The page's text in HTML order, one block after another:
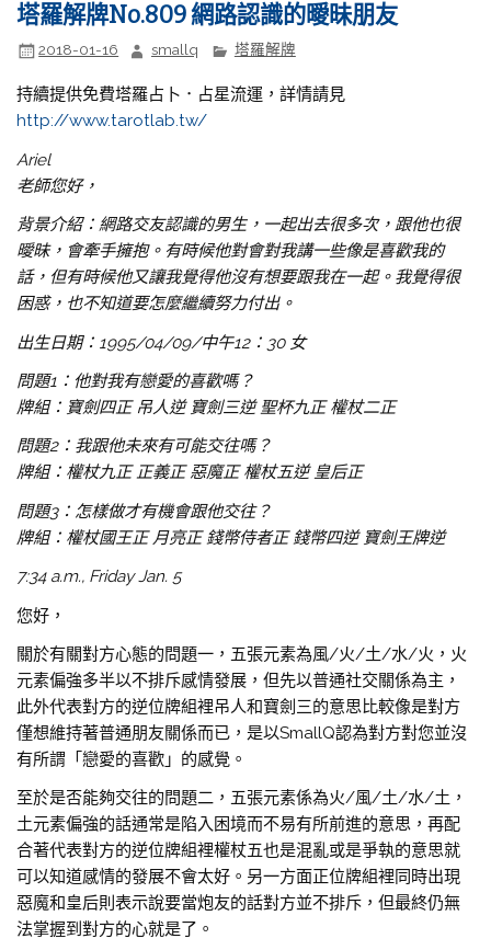
塔羅解牌No.809 網路認識的曖昧朋友
2018-01-16 smallq 塔羅解牌
持續提供免費塔羅占卜．占星流運，詳情請見
http://www.tarotlab.tw/
Ariel
老師您好，
背景介紹：網路交友認識的男生，一起出去很多次，跟他也很
曖昧，會牽手擁抱。有時候他對會對我講一些像是喜歡我的
話，但有時候他又讓我覺得他沒有想要跟我在一起。我覺得很
困惑，也不知道要怎麼繼續努力付出。
出生日期：1995/04/09/中午12：30 女
問題1：他對我有戀愛的喜歡嗎？
牌組：寶劍四正 吊人逆 寶劍三逆 聖杯九正 權杖二正
問題2：我跟他未來有可能交往嗎？
牌組：權杖九正 正義正 惡魔正 權杖五逆 皇后正
問題3：怎樣做才有機會跟他交往？
牌組：權杖國王正 月亮正 錢幣侍者正 錢幣四逆 寶劍王牌逆
7:34 a.m., Friday Jan. 5
您好，
關於有關對方心態的問題一，五張元素為風/火/土/水/火，火
元素偏強多半以不排斥感情發展，但先以普通社交關係為主，
此外代表對方的逆位牌組裡吊人和寶劍三的意思比較像是對方
僅想維持著普通朋友關係而已，是以SmallQ認為對方對您並沒
有所謂「戀愛的喜歡」的感覺。
至於是否能夠交往的問題二，五張元素係為火/風/土/水/土，
土元素偏強的話通常是陷入困境而不易有所前進的意思，再配
合著代表對方的逆位牌組裡權杖五也是混亂或是爭執的意思就
可以知道感情的發展不會太好。另一方面正位牌組裡同時出現
惡魔和皇后則表示說要當炮友的話對方並不排斥，但最終仍無
法掌握到對方的心就是了。